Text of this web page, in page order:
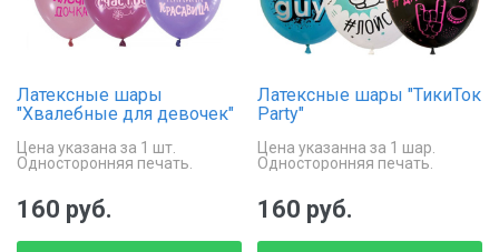
Латексные шары
"Хвалебные для девочек"
Цена указана за 1 шт.
Односторонняя печать.
"Красивая в маму"
160 руб.
Латексные шары "ТикиТок
Party"
Цена указанна за 1 шар.
Односторонняя печать.
160 руб.